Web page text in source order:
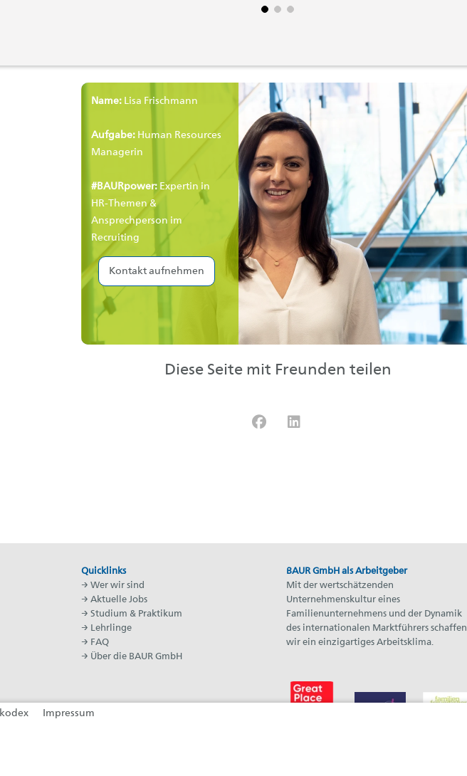
Name: Lisa Frischmann
Aufgabe: Human Resources
Managerin
#BAURpower: Expertin in
HR-Themen &
Ansprechperson im
Recruiting
Kontakt aufnehmen
Diese Seite mit Freunden teilen
FacebookLinkedIn
Quicklinks
→ Wer wir sind
→ Aktuelle Jobs
→ Studium & Praktikum
→ Lehrlinge
→ FAQ
→ Über die BAUR GmbH
BAUR GmbH als Arbeitgeber
Mit der wertschätzenden
Unternehmenskultur eines
Familienunternehmens und der Dynamik
des internationalen Marktführers schaffen
wir ein einzigartiges Arbeitsklima.
Tab)
neuem Tab)
(öffnet in neuem Tab)
Impressum